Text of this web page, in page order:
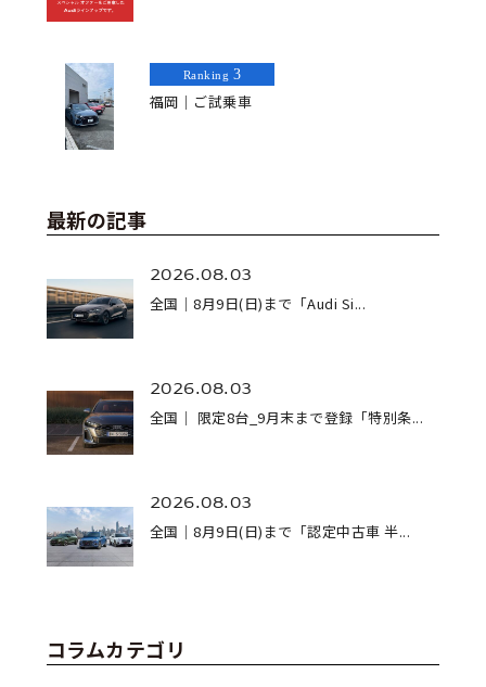
Ranking 3
福岡｜ご試乗車
最新の記事
2026.08.03
全国｜8月9日(日)まで「Audi Si...
2026.08.03
全国｜ 限定8台_9月末まで登録「特別条...
2026.08.03
全国｜8月9日(日)まで「認定中古車 半...
コラムカテゴリ